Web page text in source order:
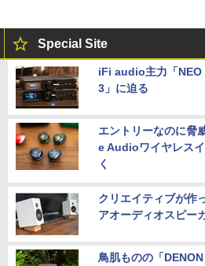
Special Site
iFi audio主力「NEO
3」に迫る
エントリーなのに脅
e Audioワイヤレス
く
クリエイティブが作
アオーディオスピー
鳥肌ものの「